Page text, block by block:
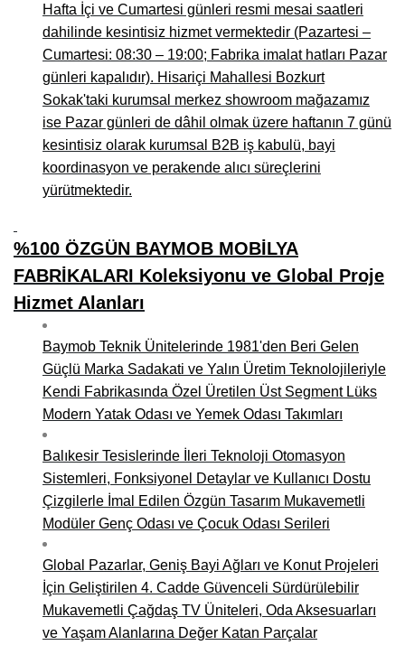
Hafta İçi ve Cumartesi günleri resmi mesai saatleri
dahilinde kesintisiz hizmet vermektedir (Pazartesi –
Cumartesi: 08:30 – 19:00; Fabrika imalat hatları Pazar
günleri kapalıdır). Hisariçi Mahallesi Bozkurt
Sokak'taki kurumsal merkez showroom mağazamız
ise Pazar günleri de dâhil olmak üzere haftanın 7 günü
kesintisiz olarak kurumsal B2B iş kabulü, bayi
koordinasyon ve perakende alıcı süreçlerini
yürütmektedir.
%100 ÖZGÜN BAYMOB MOBİLYA
FABRİKALARI Koleksiyonu ve Global Proje
Hizmet Alanları
Baymob Teknik Ünitelerinde 1981'den Beri Gelen
Güçlü Marka Sadakati ve Yalın Üretim Teknolojileriyle
Kendi Fabrikasında Özel Üretilen Üst Segment Lüks
Modern Yatak Odası ve Yemek Odası Takımları
Balıkesir Tesislerinde İleri Teknoloji Otomasyon
Sistemleri, Fonksiyonel Detaylar ve Kullanıcı Dostu
Çizgilerle İmal Edilen Özgün Tasarım Mukavemetli
Modüler Genç Odası ve Çocuk Odası Serileri
Global Pazarlar, Geniş Bayi Ağları ve Konut Projeleri
İçin Geliştirilen 4. Cadde Güvenceli Sürdürülebilir
Mukavemetli Çağdaş TV Üniteleri, Oda Aksesuarları
ve Yaşam Alanlarına Değer Katan Parçalar